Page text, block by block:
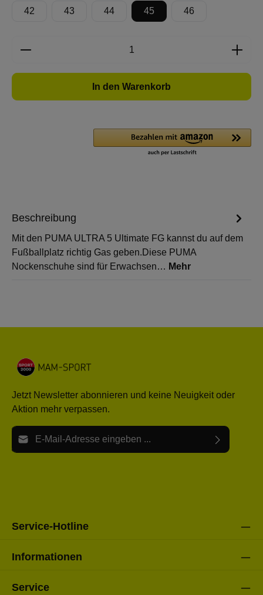
42 43 44 45 46
Produkt Anzahl: Gib den gewünschten
In den Warenkorb
Beschreibung
Mit den PUMA ULTRA 5 Ultimate FG kannst du auf dem
Fußballplatz richtig Gas geben.Diese PUMA
Nockenschuhe sind für Erwachsen… Mehr
Jetzt Newsletter abonnieren und keine Neuigkeit oder
Aktion mehr verpassen.
E-Mail-Adresse*
Service-Hotline
Informationen
Service